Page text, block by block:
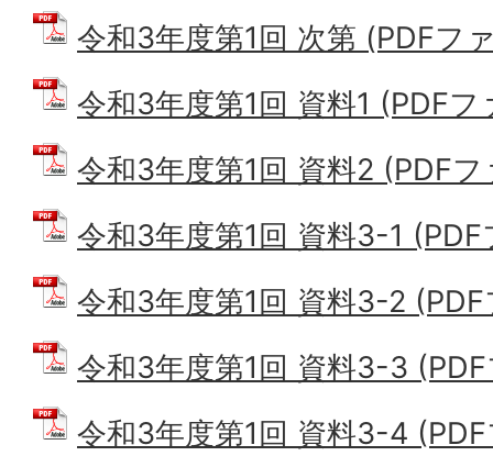
令和3年度第1回 次第 (PDFフ
令和3年度第1回 資料1 (PDF
令和3年度第1回 資料2 (PDF
令和3年度第1回 資料3-1
令和3年度第1回 資料3-2
令和3年度第1回 資料3-3
令和3年度第1回 資料3-4